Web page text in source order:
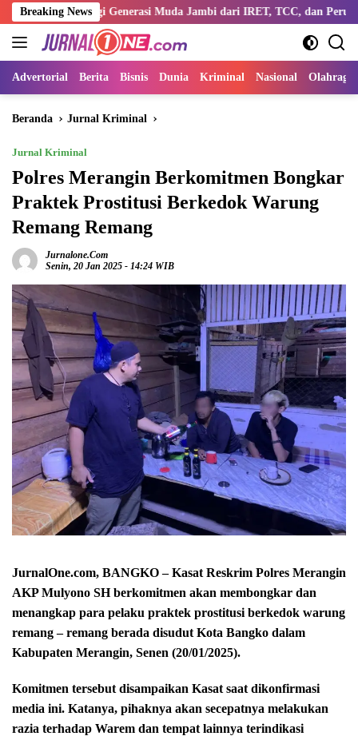
Langsung
ke
konten
Breaking News
Generasi Muda Jambi dari IRET, TCC, dan Perundungan
Advertorial Berita Bisnis Dunia Kriminal Nasional Olahraga
Beranda Jurnal Kriminal
Jurnal Kriminal
Polres Merangin Berkomitmen Bongkar
Praktek Prostitusi Berkedok Warung
Remang Remang
Jurnalone.com
Senin, 20 Jan 2025 - 14:24 WIB
JurnalOne.com, BANGKO – Kasat Reskrim Polres Merangin
AKP Mulyono SH berkomitmen akan membongkar dan
menangkap para pelaku praktek prostitusi berkedok warung
remang – remang berada disudut Kota Bangko dalam
Kabupaten Merangin, Senen (20/01/2025).
Komitmen tersebut disampaikan Kasat saat dikonfirmasi
media ini. Katanya, pihaknya akan secepatnya melakukan
razia terhadap Warem dan tempat lainnya terindikasi